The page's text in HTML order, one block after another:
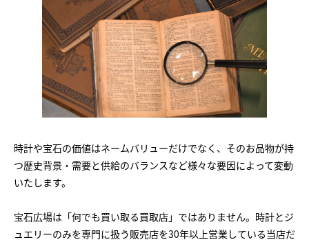
時計や宝石の価値はネームバリューだけでなく、そのお品物が持
つ歴史背景・需要と供給のバランスなど様々な要因によって変動
いたします。
宝石広場は「何でも買い取る買取店」ではありません。時計とジ
ュエリーのみを専門に扱う販売店を30年以上営業している当店だ